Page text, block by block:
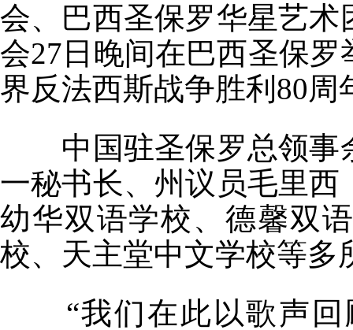
会、巴西圣保罗华星艺
会27 日晚间在巴西圣保
界反法西斯战争胜利 80周
中国驻圣保罗总领
一秘书长、州议员毛里
幼华双语学校、德馨双
校、天主堂中文学校等多
“我们在此以歌声